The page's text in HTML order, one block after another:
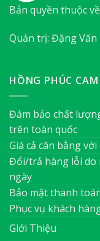
Bản quyền thuộc
Quản trị: Đặng
HỒNG PHÚC
Đảm bảo chất
trên toàn quốc
Giá cả cân bằng
Đổi/trả hàng lỗi do
ngày
Bảo mật thanh
Phục vụ khách
Giới Thiệu